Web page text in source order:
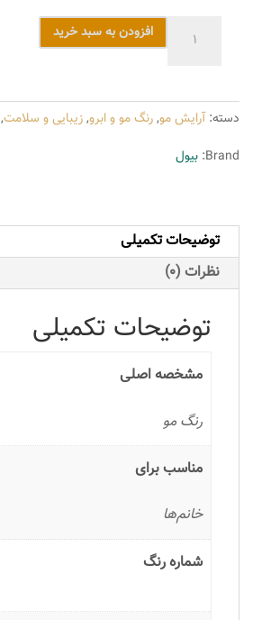
سری
Ash
شماره
100
میلی
لیتر
رنگ
بلوند
دودی
متوسط
افزودن به سبد خرید
دسته:آرایش مو,رنگ مو و ابرو,زیبایی و سلامت,
Brand: بیول
توضیحات تکمیلی
نظرات (0)
توضیحات تکمیلی
مشخصه اصلی
رنگ مو
مناسب برای
خانم‌ها
شماره رنگ